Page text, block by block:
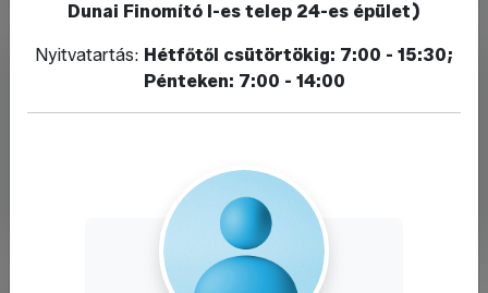
Dunai Finomító I-es telep 24-es épület)
Nyitvatartás: Hétfőtől csütörtökig: 7:00 - 15:30;
Pénteken: 7:00 - 14:00